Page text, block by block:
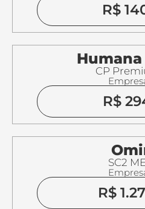
R$
CP
R$
SC2
R$